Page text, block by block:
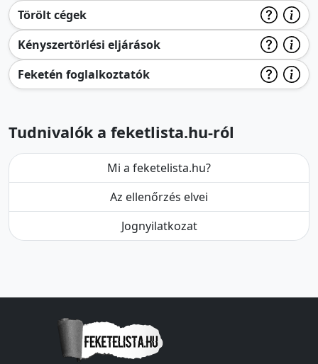
Törölt cégek
Kényszertörlési eljárások
Feketén foglalkoztatók
Tudnivalók a feketlista.hu-ról
Mi a feketelista.hu?
Az ellenőrzés elvei
Jognyilatkozat